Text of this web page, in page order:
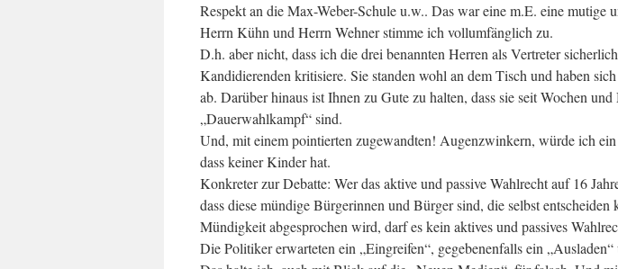
Respekt an die Max-Weber-Schule u.w.. Das war eine m.E. eine mutige
Herrn Kühn und Herrn Wehner stimme ich vollumfänglich zu.
D.h. aber nicht, dass ich die drei benannten Herren als Vertreter
Kandidierenden kritisiere. Sie standen wohl an dem Tisch und haben
ab. Darüber hinaus ist Ihnen zu Gute zu halten, dass sie seit Wochen
„Dauerwahlkampf“ sind.
Und, mit einem pointierten zugewandten! Augenzwinkern, würde ich
dass keiner Kinder hat.
Konkreter zur Debatte: Wer das aktive und passive Wahlrecht auf 16
dass diese mündige Bürgerinnen und Bürger sind, die selbst entscheiden
Mündigkeit abgesprochen wird, darf es kein aktives und passives
Die Politiker erwarteten ein „Eingreifen“, gegebenenfalls ein „Ausladen“